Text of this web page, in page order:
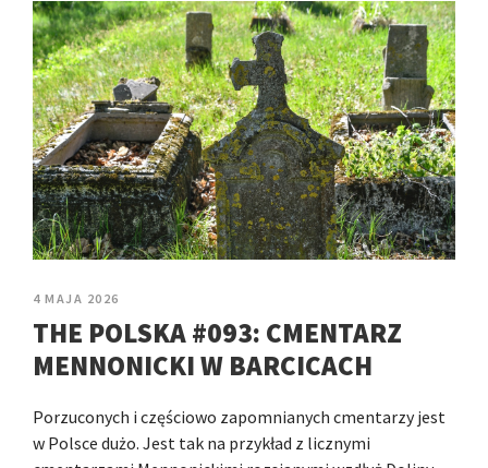
4 MAJA 2026
THE POLSKA #093: CMENTARZ
MENNONICKI W BARCICACH
Porzuconych i częściowo zapomnianych cmentarzy jest
w Polsce dużo. Jest tak na przykład z licznymi